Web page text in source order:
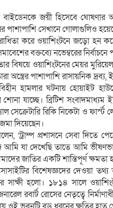
জয়ী হিসেবে ঘোষণার
পাশাপাশি সেখানে গোলাগুলিও
করে ওয়াশিংটনে জড়ো হন
বক্তব্যে নভেম্বরের নির্বাচনে
বিষয়ে ওয়াশিংটনের মেয়র
অস্ত্রের পাশাপাশি রাসায়নিক
হামলার ঘটনায় হোয়াইট
যাচ্ছে। ব্রিটিশ সংবাদমাধ্যম
সেক্রেটারি রিকি নিকেটা ও ফার্স্ট
দিয়েছেন।
‘ট্রাম্প প্রশাসনে সেবা
যা দেখেছি তাতে আমি
জাতির একটি শান্তিপূর্ণ ক্ষমতা
বিশেষজ্ঞদের দেওয়া তথ্য
সাক্ষী হলো। ১৮১৪ সালে
রবার্ট রোসের নেতৃত্বে